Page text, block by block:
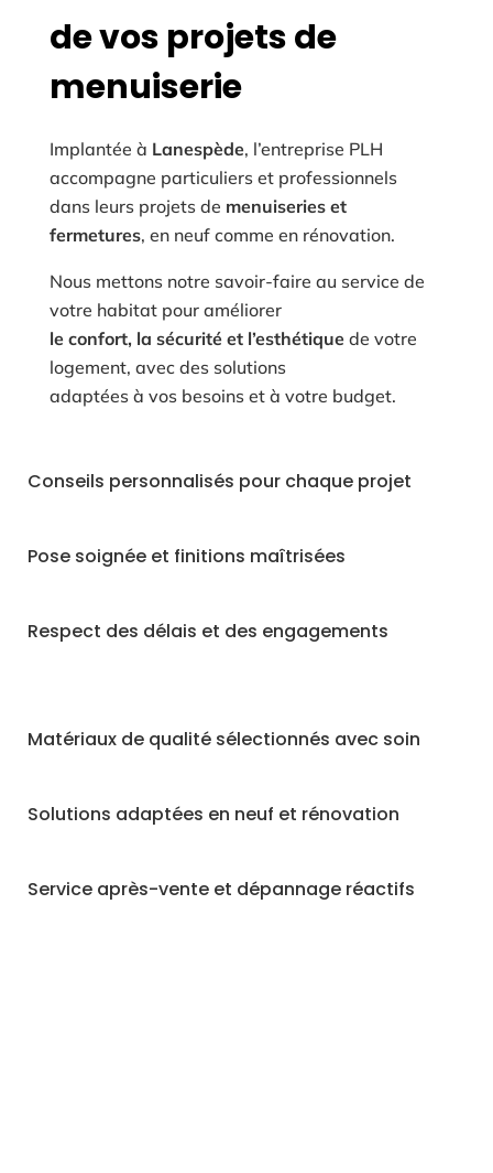
de vos projets de
menuiserie
Implantée à Lanespède, l’entreprise PLH
accompagne particuliers et professionnels
dans leurs projets de menuiseries et
fermetures, en neuf comme en rénovation.
Nous mettons notre savoir-faire au service de
votre habitat pour améliorer
le confort, la sécurité et l’esthétiquede votre
logement, avec des solutions
adaptées à vos besoins et à votre budget.
Conseils personnalisés pour chaque projet
Pose soignée et finitions maîtrisées
Respect des délais et des engagements
Matériaux de qualité sélectionnés avec soin
Solutions adaptées en neuf et rénovation
Service après-vente et dépannage réactifs